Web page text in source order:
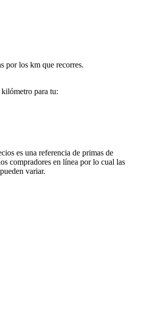
por los km que recorres.
para tu:
es una referencia de primas de
compradores en línea por lo cual las
variar.